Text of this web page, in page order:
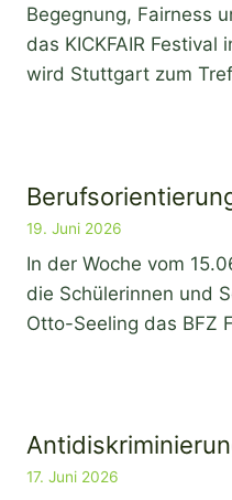
Begegnung, Fairness
das KICKFAIR
wird Stuttgart zum
19. Juni 2026
In der Woche vom
die Schülerinnen und
Otto-Seeling das BFZ
17. Juni 2026